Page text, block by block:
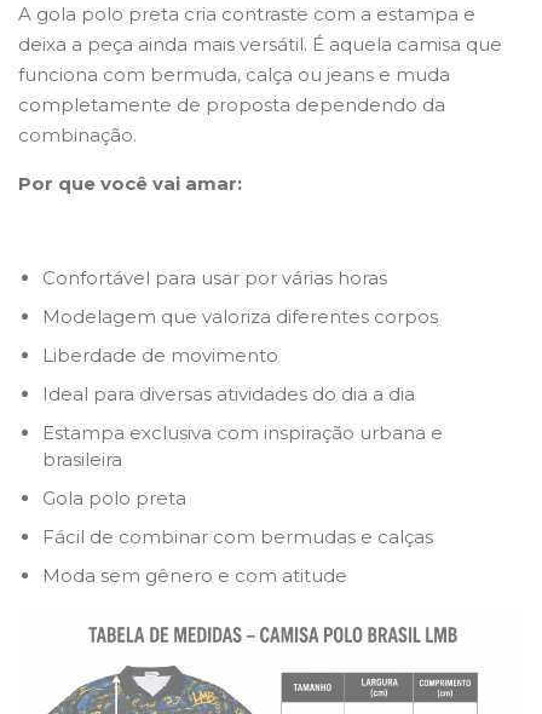
A gola polo preta cria contraste com a estampa e
deixa a peça ainda mais versátil. É aquela camisa que
funciona com bermuda, calça ou jeans e muda
completamente de proposta dependendo da
combinação.
Por que você vai amar:
Confortável para usar por várias horas
Modelagem que valoriza diferentes corpos
Liberdade de movimento
Ideal para diversas atividades do dia a dia
Estampa exclusiva com inspiração urbana e
brasileira
Gola polo preta
Fácil de combinar com bermudas e calças
Moda sem gênero e com atitude